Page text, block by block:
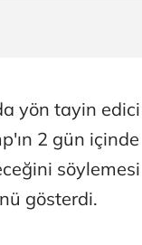
yön tayin
2 gün içinde
söylemesi
gösterdi.